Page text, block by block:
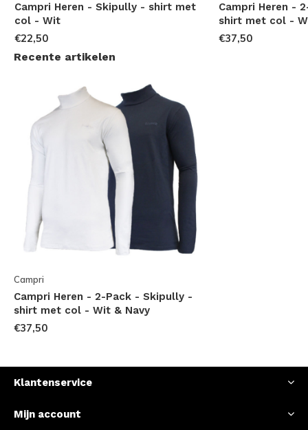
Campri Heren - Skipully - shirt met
col - Wit
€22,50
Campri Heren -
shirt met col -
€37,50
Recente artikelen
Campri
Campri Heren - 2-Pack - Skipully -
shirt met col - Wit & Navy
€37,50
Klantenservice
Mijn account